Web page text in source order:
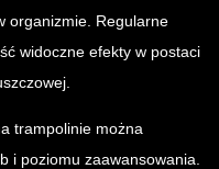
organizmie. Regularne
widoczne efekty w postaci
trampolinie można
i poziomu zaawansowania.